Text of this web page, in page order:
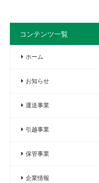
コンテンツ一覧
ホーム
お知らせ
運送事業
引越事業
保管事業
企業情報